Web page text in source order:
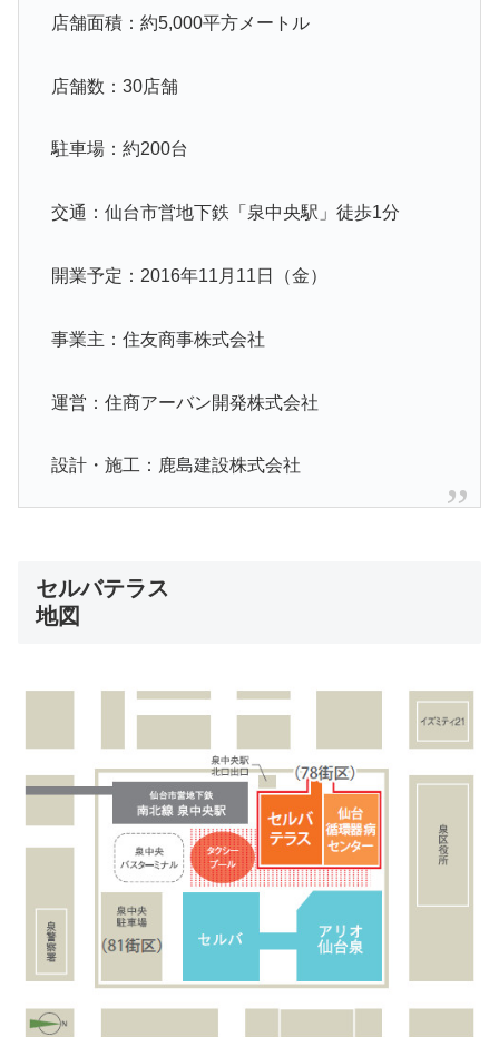
店舗面積：約5,000平方メートル
店舗数：30店舗
駐車場：約200台
交通：仙台市営地下鉄「泉中央駅」徒歩1分
開業予定：2016年11月11日（金）
事業主：住友商事株式会社
運営：住商アーバン開発株式会社
設計・施工：鹿島建設株式会社
セルバテラス
地図